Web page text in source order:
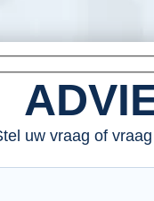
uw vraag of